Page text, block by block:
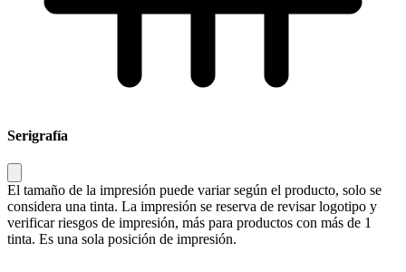
Serigrafía
El tamaño de la impresión puede variar según el producto, solo se
considera una tinta. La impresión se reserva de revisar logotipo y
verificar riesgos de impresión, más para productos con más de 1
tinta. Es una sola posición de impresión.